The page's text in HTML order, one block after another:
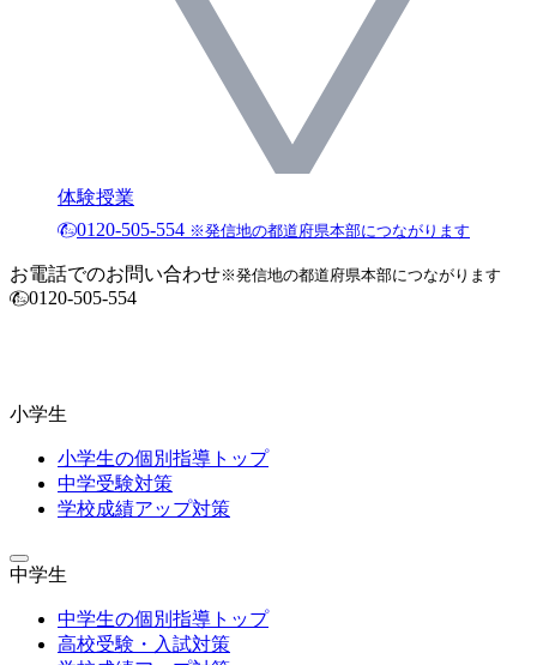
体験授業
0120-505-554 ※発信地の都道府県本部につながります
お電話でのお問い合わせ※発信地の都道府県本部につながります
0120-505-554
小学生
小学生の個別指導トップ
中学受験対策
学校成績アップ対策
中学生
中学生の個別指導トップ
高校受験・入試対策